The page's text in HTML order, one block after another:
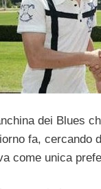
dei Blues
fa,
come unica